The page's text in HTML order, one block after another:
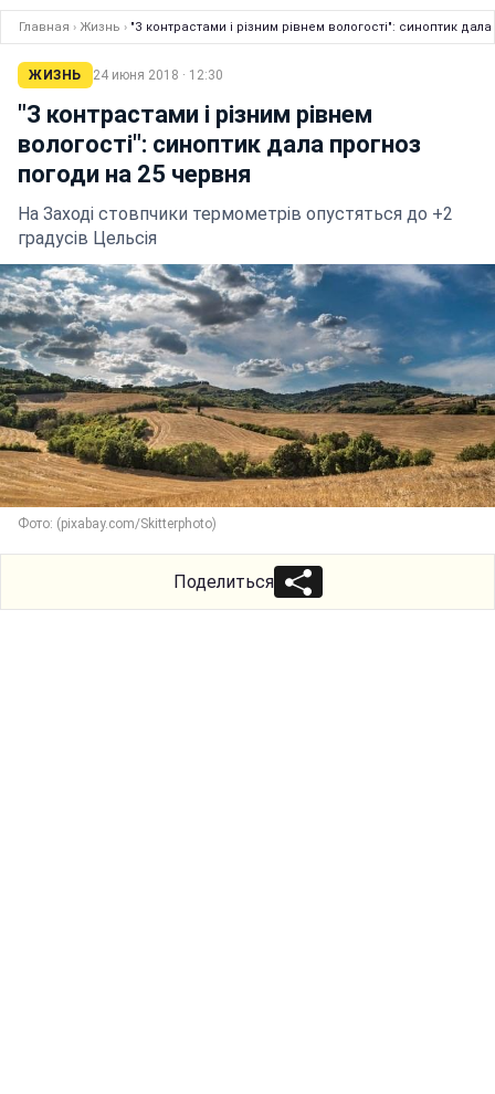
Главная › Жизнь › "З контрастами і різним рівнем вологості": синоптик
ЖИЗНЬ 24 июня 2018 · 12:30
"З контрастами і різним рівнем
вологості": синоптик дала прогноз
погоди на 25 червня
На Заході стовпчики термометрів опустяться до +2
градусів Цельсія
Фото: (pixabay.com/Skitterphoto)
Поделиться